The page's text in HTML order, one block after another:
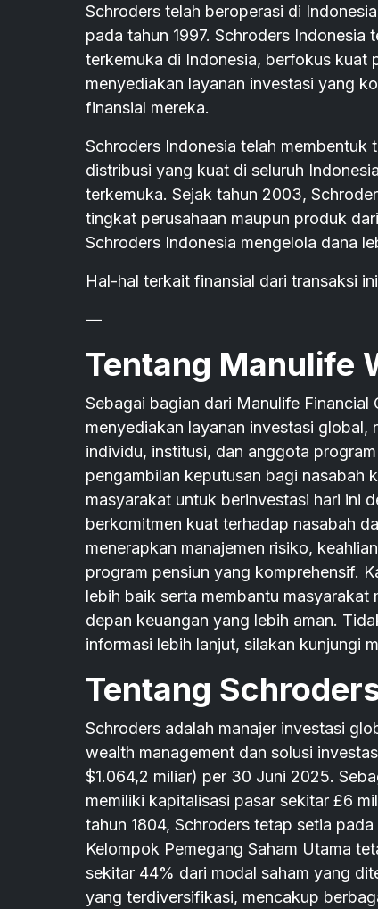
Schroders telah beroperasi di
pada tahun 1997. Schroders Indonesia
terkemuka di Indonesia, berfokus kuat
menyediakan layanan investasi yang
finansial mereka.
Schroders Indonesia telah membentuk
distribusi yang kuat di seluruh
terkemuka. Sejak tahun 2003,
tingkat perusahaan maupun produk
Schroders Indonesia mengelola dana
Hal-hal terkait finansial dari transaksi
—
Tentang Manulife
Sebagai bagian dari Manulife
menyediakan layanan investasi global,
individu, institusi, dan anggota
pengambilan keputusan bagi nasabah
masyarakat untuk berinvestasi hari ini
berkomitmen kuat terhadap nasabah
menerapkan manajemen risiko,
program pensiun yang komprehensif.
lebih baik serta membantu
depan keuangan yang lebih aman.
informasi lebih lanjut, silakan kunjungi
Tentang
Schroders adalah manajer investasi
wealth management dan solusi
$1.064,2 miliar) per 30 Juni 2025.
memiliki kapitalisasi pasar sekitar £6
tahun 1804, Schroders tetap setia
Kelompok Pemegang Saham Utama
sekitar 44% dari modal saham yang
yang terdiversifikasi, mencakup